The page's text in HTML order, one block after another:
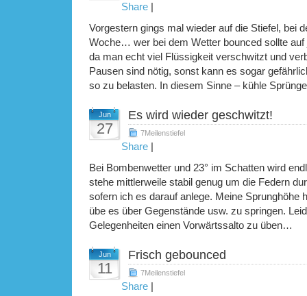
Share
Vorgestern gings mal wieder auf die Stiefel, bei
Woche… wer bei dem Wetter bounced sollte auf
da man echt viel Flüssigkeit verschwitzt und
Pausen sind nötig, sonst kann es sogar
so zu belasten. In diesem Sinne – kühle
Jun
27
Es wird wieder geschwitzt!
7Meilenstiefel
Share
Bei Bombenwetter und 23° im Schatten wird
stehe mittlerweile stabil genug um die Federn
sofern ich es darauf anlege. Meine Sprunghöhe
übe es über Gegenstände usw. zu springen.
Gelegenheiten einen Vorwärtssalto zu üben…
Jun
11
Frisch gebounced
7Meilenstiefel
Share